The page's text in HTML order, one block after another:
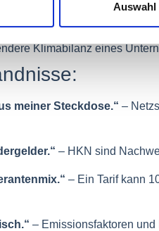
Auswahl
Grüner Strom-Label):
Kennzeichnung.
Klimabilanz eines
meiner Steckdose.“ –
– HKN sind
– Ein Tarif kann
– Emissionsfaktoren